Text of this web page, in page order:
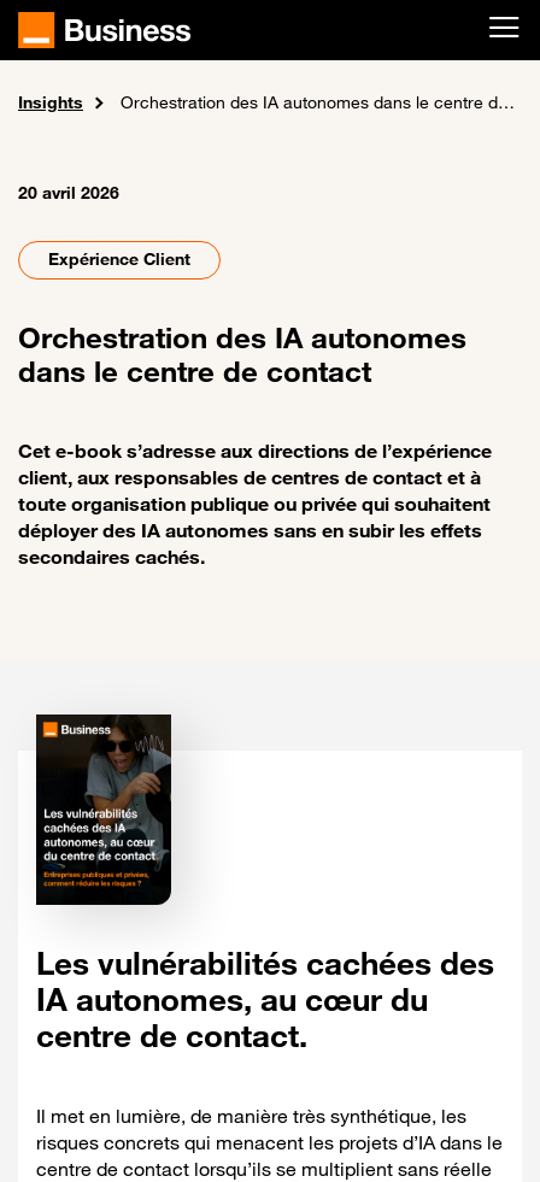
Passer au contenu principal
Accueil
Actualités
Insights Orchestration des IA autonomes dans le centre de contact
20 avril 2026
Expérience Client
Orchestration des IA autonomes
dans le centre de contact
Cet e-book s’adresse aux directions de l’expérience
client, aux responsables de centres de contact et à
toute organisation publique ou privée qui souhaitent
déployer des IA autonomes sans en subir les effets
secondaires cachés.
Les vulnérabilités cachées des
IA autonomes, au cœur du
centre de contact.
Il met en lumière, de manière très synthétique, les
risques concrets qui menacent les projets d’IA dans le
centre de contact lorsqu’ils se multiplient sans réelle